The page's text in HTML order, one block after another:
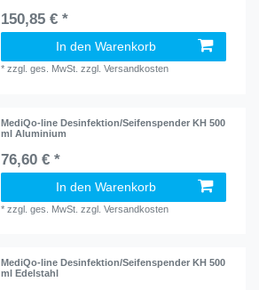
150,85 € *
In den Warenkorb
*zzgl. ges. MwSt. zzgl.Versandkosten
MediQo-line Desinfektion/Seifenspender KH 500
ml Aluminium
76,60 € *
In den Warenkorb
*zzgl. ges. MwSt. zzgl.Versandkosten
MediQo-line Desinfektion/Seifenspender KH 500
ml Edelstahl